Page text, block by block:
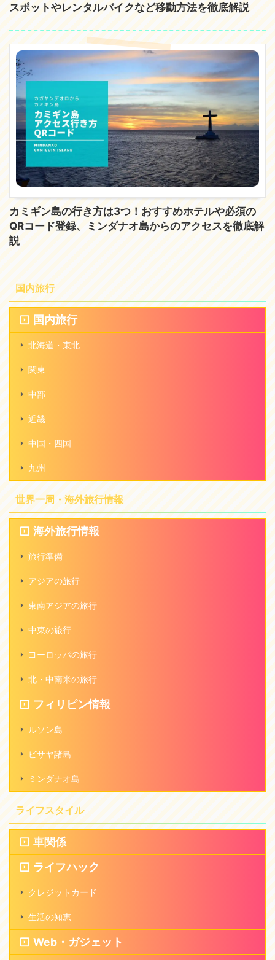
スポットやレンタルバイクなど移動方法を徹底解説
カミギン島の行き方は3つ！おすすめホテルや必須の
QRコード登録、ミンダナオ島からのアクセスを徹底解
説
国内旅行
国内旅行
北海道・東北
関東
中部
近畿
中国・四国
九州
世界一周・海外旅行情報
海外旅行情報
旅行準備
アジアの旅行
東南アジアの旅行
中東の旅行
ヨーロッパの旅行
北・中南米の旅行
フィリピン情報
ルソン島
ビサヤ諸島
ミンダナオ島
ライフスタイル
車関係
ライフハック
クレジットカード
生活の知恵
Web・ガジェット